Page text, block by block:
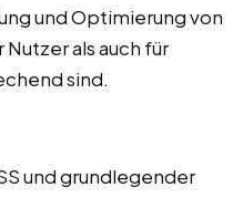
und Optimierung von
als auch für
sind.
und grundlegender